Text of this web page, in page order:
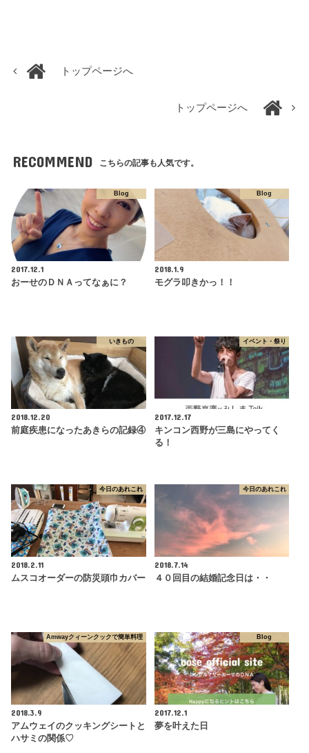
トップページへ
トップページへ
RECOMMEND こちらの記事も人気です。
Blog
2017.12.1
おーせのＤＮＡってなぁに？
Blog
2018.1.9
モグラ叩きかっ！！
いきもの
2018.12.20
前庭疾患になったあきらの記録④
イベント・祭り
2017.12.17
キンコン西野が三島にやってく
る！
今日のあれこれ
2018.2.11
ムスコオーダーの防災頭巾カバー
今日のあれこれ
2018.7.14
４０回目の結婚記念日は・・
Amwayクィーンクックで簡単料理
2018.3.9
アムウェイのクッキングシートと
ハサミの関係♡
Blog
2017.12.1
夢を叶えた日